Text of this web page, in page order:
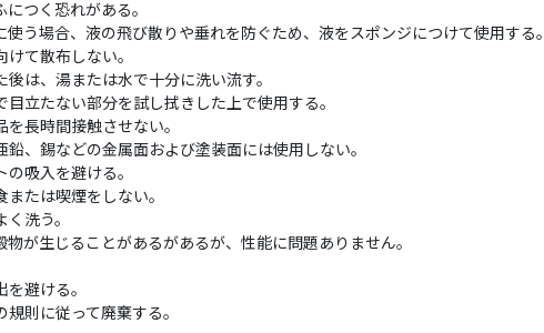
つく恐れがある。
う場合、液の飛び散りや垂れを防ぐため、液をスポンジにつけて使用する。
て散布しない。
は、湯または水で十分に洗い流す。
立たない部分を試し拭きした上で使用する。
長時間接触させない。
、錫などの金属面および塗装面には使用しない。
吸入を避ける。
たは喫煙をしない。
洗う。
が生じることがあるがあるが、性能に問題ありません。
避ける。
則に従って廃棄する。